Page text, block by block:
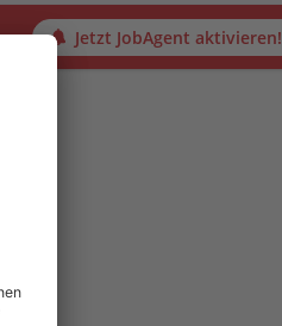
Jetzt JobAgent aktivieren!